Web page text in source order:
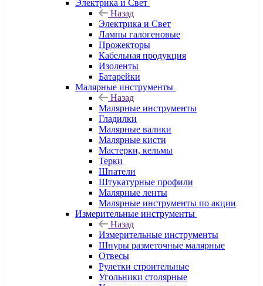
Электрика и Свет
Назад
Электрика и Свет
Лампы галогеновые
Прожекторы
Кабельная продукция
Изоленты
Батарейки
Малярные инструменты
Назад
Малярные инструменты
Гладилки
Малярные валики
Малярные кисти
Мастерки, кельмы
Терки
Шпатели
Штукатурные профили
Малярные ленты
Малярные инструменты по акции
Измерительные инструменты
Назад
Измерительные инструменты
Шнуры разметочные малярные
Отвесы
Рулетки строительные
Угольники столярные